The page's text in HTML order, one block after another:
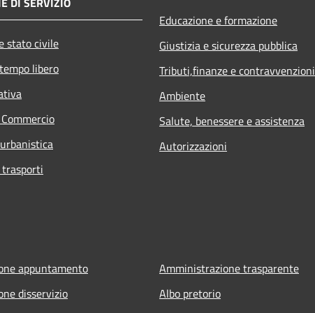
stato civile
libero
Educazione e formazione
Giustizia e sicurezza pubblica
Tributi,finanze e contravvenzioni
Ambiente
Salute, benessere e assistenza
Autorizzazioni
appuntamento
disservizio
Amministrazione trasparente
Albo pretorio